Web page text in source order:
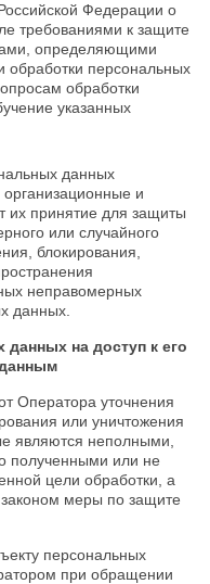
Федерации о
требованиями к защите
определяющими
обработки персональных
обработки
указанных
данных
и
их принятие для защиты
или случайного
блокирования,
неправомерных
данных.
на доступ к его
Оператора уточнения
или уничтожения
являются неполными,
полученными или не
цели обработки, а
меры по защите
персональных
при обращении